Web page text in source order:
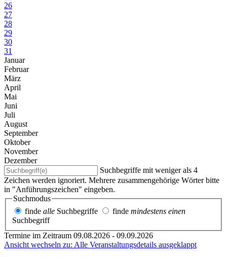
26
27
28
29
30
31
Januar
Februar
März
April
Mai
Juni
Juli
August
September
Oktober
November
Dezember
Suchbegriffe mit weniger als 4
Zeichen werden ignoriert. Mehrere zusammengehörige Wörter bitte
in "Anführungszeichen" eingeben.
Suchmodus
finde alle Suchbegriffe finde mindestens einen
Suchbegriff
Termine im Zeitraum 09.08.2026 - 09.09.2026
Ansicht wechseln zu: Alle Veranstaltungsdetails ausgeklappt